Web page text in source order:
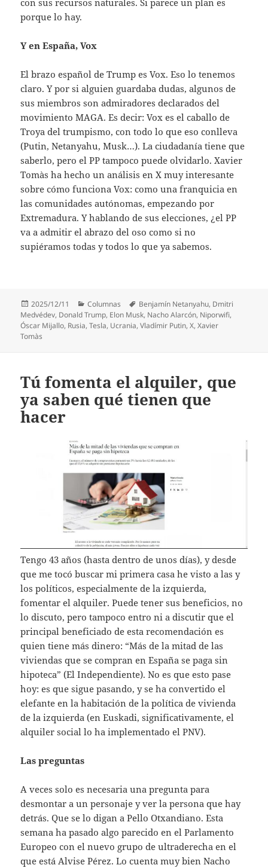
con sus recursos naturales. Si parece un plan es
porque lo hay.
Y en España, Vox
El brazo español de Trump es Vox. Eso lo tenemos
claro. Y por si alguien guardaba dudas, algunos de
sus miembros son admiradores declarados del
movimiento MAGA. Es decir: Vox es el caballo de
Troya del trumpismo, con todo lo que eso conlleva
(Putin, Netanyahu, Musk…). La ciudadanía tiene que
saberlo, pero el PP tampoco puede olvidarlo. Xavier
Tomàs ha hecho un análisis en X muy interesante
sobre cómo funciona Vox: como una franquicia en
las comunidades autónomas, empezando por
Extremadura. Y hablando de sus elecciones, ¿el PP
va a admitir el abrazo del oso como si no
supiéramos todas y todos lo que ya sabemos.
Publicado
el
2025/12/11 Categorías
Columnas Etiquetas
Benjamín Netanyahu, Dmitri
Medvédev, Donald Trump, Elon Musk, Nacho Alarcón, Niporwifi,
Óscar Mijallo, Rusia,Tesla, Ucrania,Vladímir Putin,X,Xavier
Tomàs
Tú fomenta el alquiler, que
ya saben qué tienen que
hacer
Tengo 43 años (hasta dentro de unos días), y desde
que me tocó buscar mi primera casa he visto a las y
los políticos, especialmente de la izquierda,
fomentar el alquiler. Puede tener sus beneficios, no
lo discuto, pero tampoco entro ni a discutir que el
principal beneficiado de esta recomendación es
quien tiene más dinero: “Más de la mitad de las
viviendas que se compran en España se paga sin
hipoteca” (El Independiente). No es que esto pase
hoy: es que sigue pasando, y se ha convertido el
elefante en la habitación de la política de vivienda
de la izquierda (en Euskadi, significativamente, el
alquiler social lo ha implementado el PNV).
Las preguntas
A veces solo es necesaria una pregunta para
desmontar a un personaje y ver la persona que hay
detrás. Que se lo digan a Pello Otxandiano. Esta
semana ha pasado algo parecido en el Parlamento
Europeo con el nuevo grupo de ultraderecha en el
que está Alvise Pérez. Lo cuenta muy bien Nacho